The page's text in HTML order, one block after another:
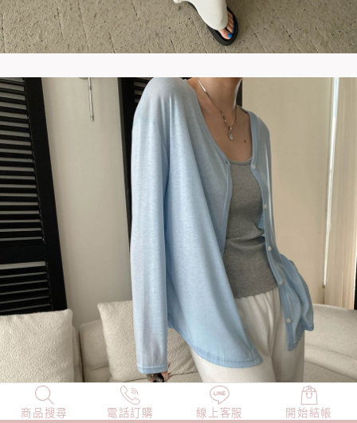
商品搜尋 電話訂購 線上客服 開始結帳
NEW 店長精選 TOP100 小編穿搭